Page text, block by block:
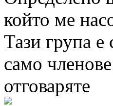
който ме
Тази група
само членове
отговаряте